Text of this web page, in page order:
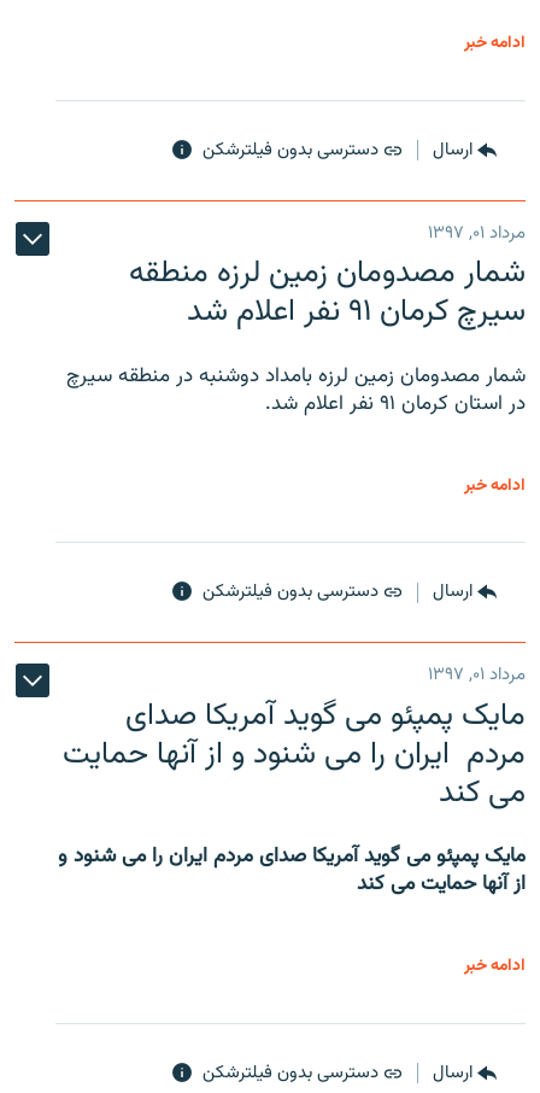
ادامه خبر
ارسال دسترسی بدون فیلترشکن
مرداد ۰۱, ۱۳۹۷
شمار مصدومان زمین لرزه منطقه
سیرچ کرمان ۹۱ نفر اعلام شد
شمار مصدومان زمین لرزه بامداد دوشنبه در منطقه سیرچ
در استان کرمان ۹۱ نفر اعلام شد.
ادامه خبر
ارسال دسترسی بدون فیلترشکن
مرداد ۰۱, ۱۳۹۷
مایک پمپئو می گوید آمریکا صدای
مردم ایران را می شنود و از آنها حمایت
می کند
مایک پمپئو می گوید آمریکا صدای مردم ایران را می شنود و
از آنها حمایت می کند
ادامه خبر
ارسال دسترسی بدون فیلترشکن